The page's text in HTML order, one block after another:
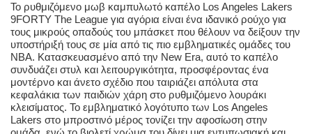
Το ρυθμιζόμενο μωβ καμπυλωτό καπέλο Los Angeles Lakers
9FORTY The League για αγόρια είναι ένα ιδανικό ρούχο για
τους μικρούς οπαδούς του μπάσκετ που θέλουν να δείξουν την
υποστήριξή τους σε μία από τις πιο εμβληματικές ομάδες του
NBA. Κατασκευασμένο από την New Era, αυτό το καπέλο
συνδυάζει στυλ και λειτουργικότητα, προσφέροντας ένα
μοντέρνο και άνετο σχέδιο που ταιριάζει απόλυτα στα
κεφαλάκια των παιδιών χάρη στο ρυθμιζόμενο λουράκι
κλεισίματος. Το εμβληματικό λογότυπο των Los Angeles
Lakers στο μπροστινό μέρος τονίζει την αφοσίωση στην